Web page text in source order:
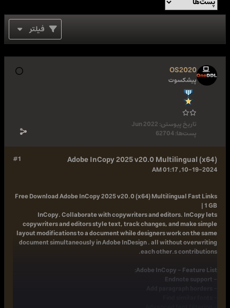
فیلتر
OS2020
پیشکسوت
تاریخ پیوستن:Jun 2022
پست‌ها:62704
#1 Adobe InCopy 2025 v20.0 Multilingual (x64)
10-19-2024, 01:17 AM
Free DownloadAdobe InCopy 2025 v20.0 (x64) Multilingual Fast Links
| 1 GB
InCopy. Collaborate with copywriters and editors. InCopy lets
copywriters and editors style text, track changes, and make simple
layout modifications to a document while designers work on the same
document simultaneously in Adobe InDesign . all without overwriting
each other.s contributions.
Adobe InCopy - Feature List:
- Endnote support